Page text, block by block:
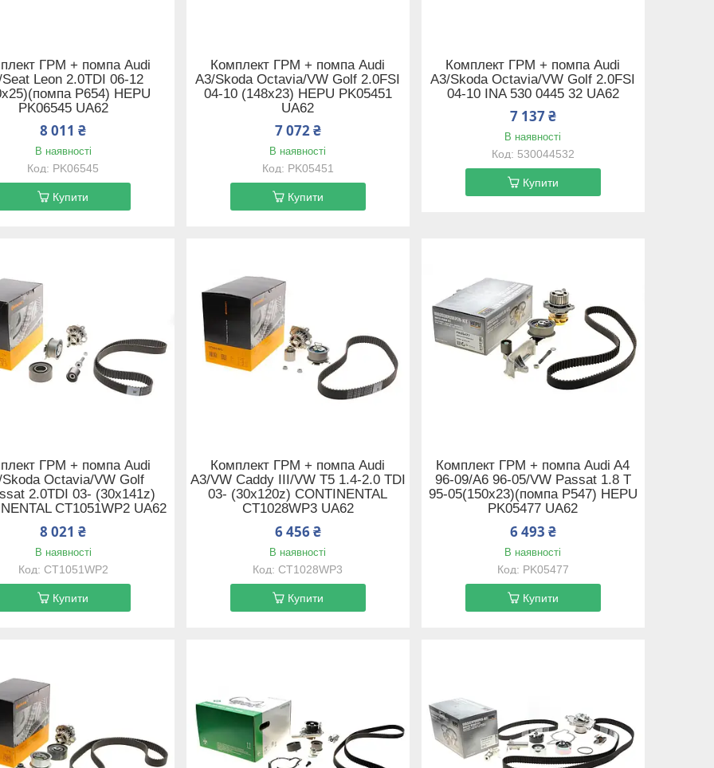
ГРМ + помпа Audi
Leon 2.0TDI 06-12
P654) HEPU
PK06545 UA62
8 011 ₴
В наявності
PK06545
Купити
Комплект ГРМ + помпа Audi
A3/Skoda Octavia/VW Golf 2.0FSI
04-10 (148x23) HEPU PK05451
UA62
7 072 ₴
В наявності
PK05451
Купити
Комплект ГРМ + помпа Audi
A3/Skoda Octavia/VW Golf 2.0FSI
04-10 INA 530 0445 32 UA62
7 137 ₴
В наявності
530044532
Купити
ГРМ + помпа Audi
Octavia/VW Golf
2.0TDI 03- (30x141z)
CT1051WP2 UA62
8 021 ₴
В наявності
CT1051WP2
Купити
Комплект ГРМ + помпа Audi
A3/VW Caddy III/VW T5 1.4-2.0 TDI
03- (30x120z) CONTINENTAL
CT1028WP3 UA62
6 456 ₴
В наявності
CT1028WP3
Купити
Комплект ГРМ + помпа Audi A4
96-09/A6 96-05/VW Passat 1.8 T
95-05(150x23)(помпа P547) HEPU
PK05477 UA62
6 493 ₴
В наявності
PK05477
Купити